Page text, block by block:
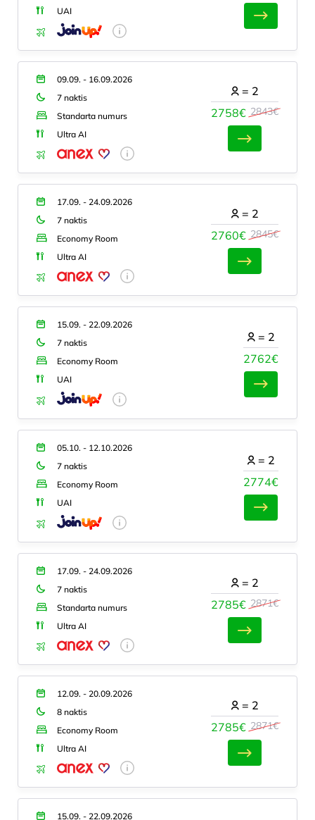
UAI
09.09. - 16.09.2026
7 naktis
Standarta numurs
Ultra AI
2758€ 2843€
= 2
17.09. - 24.09.2026
7 naktis
Economy Room
Ultra AI
2760€ 2845€
= 2
15.09. - 22.09.2026
7 naktis
Economy Room
UAI
2762€
= 2
05.10. - 12.10.2026
7 naktis
Economy Room
UAI
2774€
= 2
17.09. - 24.09.2026
7 naktis
Standarta numurs
Ultra AI
2785€ 2871€
= 2
12.09. - 20.09.2026
8 naktis
Economy Room
Ultra AI
2785€ 2871€
= 2
15.09. - 22.09.2026